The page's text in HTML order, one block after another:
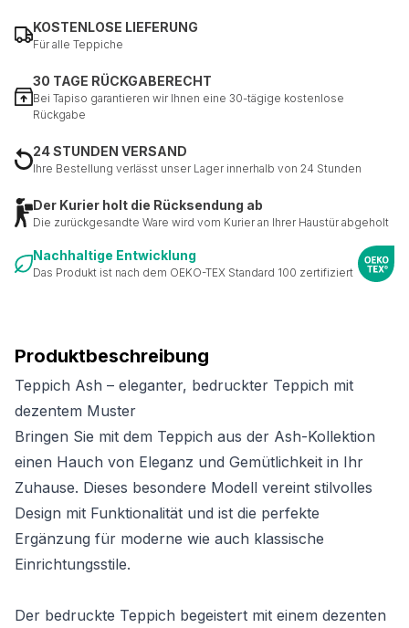
Produktbeschreibung
Teppich Ash – eleganter, bedruckter Teppich mit
dezentem Muster
Bringen Sie mit dem Teppich aus der Ash-Kollektion
einen Hauch von Eleganz und Gemütlichkeit in Ihr
Zuhause. Dieses besondere Modell vereint stilvolles
Design mit Funktionalität und ist die perfekte
Ergänzung für moderne wie auch klassische
Einrichtungsstile.
Der bedruckte Teppich begeistert mit einem dezenten
KOSTENLOSE LIEFERUNG
Für alle Teppiche
30 TAGE RÜCKGABERECHT
Bei Tapiso garantieren wir Ihnen eine 30-tägige kostenlose
Rückgabe
24 STUNDEN VERSAND
Ihre Bestellung verlässt unser Lager innerhalb von 24 Stunden
Der Kurier holt die Rücksendung ab
Die zurückgesandte Ware wird vom Kurier an Ihrer Haustür abgeholt
Nachhaltige Entwicklung
Das Produkt ist nach dem OEKO-TEX Standard 100 zertifiziert
Nicht kategorisiert.
Andere nicht kategorisierte Cookies sind solche, die
analysiert werden und noch keiner Kategorie zugeordnet
wurden.
Alle ablehnen
Meine Einstellungen speichern
Alle akzeptieren